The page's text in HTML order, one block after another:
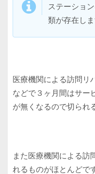
ステーショ
類が存在しま
医療機関による訪問リ
などで３ヶ月間はサー
が無くなるので切られ
また医療機関による訪
れるものがほとんどで